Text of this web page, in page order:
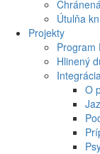
Útulňa
Projekty
Program
Hlinený
O